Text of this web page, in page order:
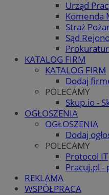
Urząd
Komenda
Straż
Sąd
KATALOG FIRM
KATALOG FIRM
Dodaj
POLECAMY
Skup.io -
OGŁOSZENIA
OGŁOSZENIA
Dodaj
POLECAMY
Protocol IT
Pracuj.pl -
REKLAMA
WSPÓŁPRACA